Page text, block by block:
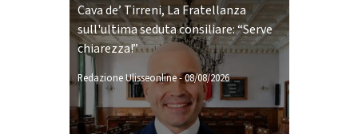
Cava de’ Tirreni, La Fratellanza
sull'ultima seduta consiliare: “Serve
chiarezza!”
Redazione Ulisseonline-08/08/2026